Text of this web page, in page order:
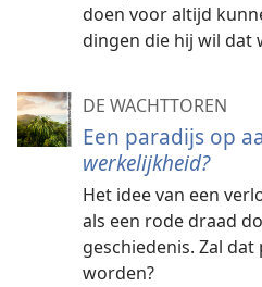
doen voor altijd
dingen die hij wil dat
DE WACHTTOREN
Een paradijs op
werkelijkheid?
Het idee van een
als een rode draad
geschiedenis. Zal
worden?